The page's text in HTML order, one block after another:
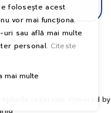
rezervate. Powered by
folosește acest
vor mai funcționa.
sau află mai multe
personal. Citeste
mai multe